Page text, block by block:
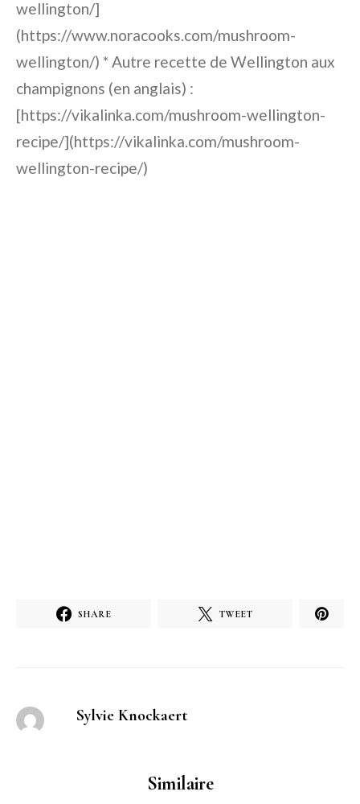
wellington/]
(https://www.noracooks.com/mushroom-
wellington/) * Autre recette de Wellington aux
champignons (en anglais) :
[https://vikalinka.com/mushroom-wellington-
recipe/](https://vikalinka.com/mushroom-
wellington-recipe/)
SHARE TWEET
Sylvie Knockaert
Similaire